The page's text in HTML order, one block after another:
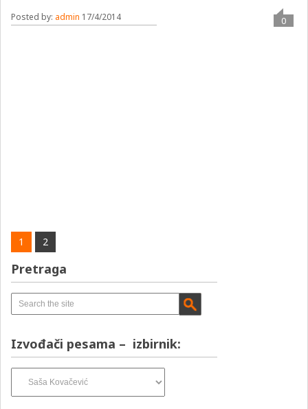
Posted by: admin 17/4/2014 0
1 2
Pretraga
Izvođači pesama – izbirnik:
pesama